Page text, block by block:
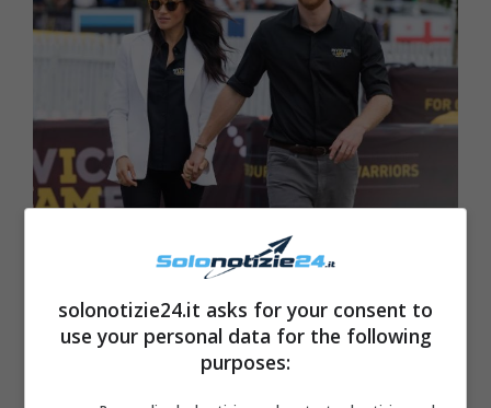
solonotizie24.it asks for your consent to
use your personal data for the following
purposes: